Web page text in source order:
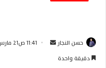
حسن النجار 11:41 ص21 مارس، 2025
دقيقة واحدة